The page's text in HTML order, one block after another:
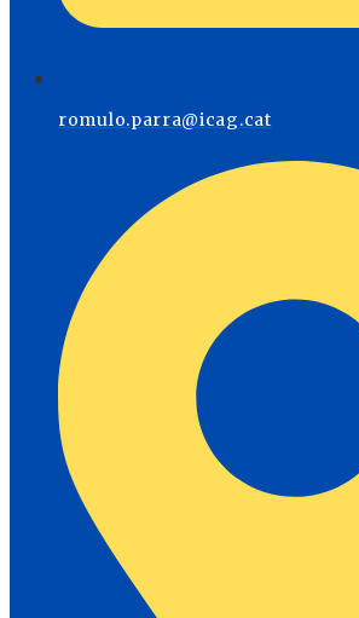
romulo.parra@icag.cat